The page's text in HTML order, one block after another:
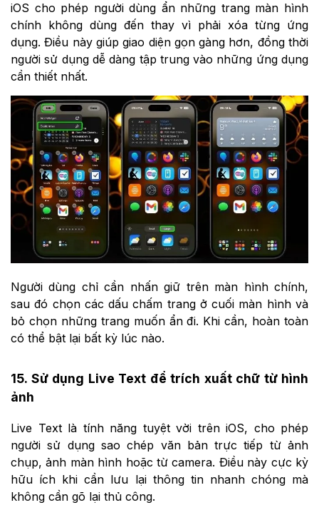
iOS cho phép người dùng ẩn những trang màn hình
chính không dùng đến thay vì phải xóa từng ứng
dụng. Điều này giúp giao diện gọn gàng hơn, đồng thời
người sử dụng dễ dàng tập trung vào những ứng dụng
cần thiết nhất.
Người dùng chỉ cần nhấn giữ trên màn hình chính,
sau đó chọn các dấu chấm trang ở cuối màn hình và
bỏ chọn những trang muốn ẩn đi. Khi cần, hoàn toàn
có thể bật lại bất kỳ lúc nào.
15. Sử dụng Live Text để trích xuất chữ từ hình
ảnh
Live Text là tính năng tuyệt vời trên iOS, cho phép
người sử dụng sao chép văn bản trực tiếp từ ảnh
chụp, ảnh màn hình hoặc từ camera. Điều này cực kỳ
hữu ích khi cần lưu lại thông tin nhanh chóng mà
không cần gõ lại thủ công.